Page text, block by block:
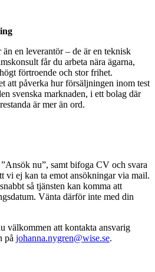
en leverantör – de är en teknisk
får du arbeta nära ägarna,
förtroende och stor frihet.
att påverka hur försäljningen inom test
svenska marknaden, i ett bolag där
är mer än ord.
nu”, samt bifoga CV och svara
vi ej kan ta emot ansökningar via mail.
så tjänsten kan komma att
Vänta därför inte med din
välkommen att kontakta ansvarig
på johanna.nygren@wise.se.